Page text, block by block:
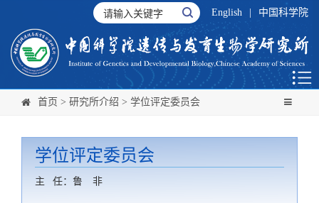
English 中国科学院
首页 > 研究所介绍 > 学位评定委员会
学位评定委员会
主 任：鲁 非